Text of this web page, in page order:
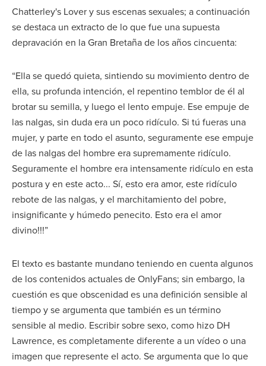
Chatterley's Lover y sus escenas sexuales; a continuación
se destaca un extracto de lo que fue una supuesta
depravación en la Gran Bretaña de los años cincuenta:
“Ella se quedó quieta, sintiendo su movimiento dentro de
ella, su profunda intención, el repentino temblor de él al
brotar su semilla, y luego el lento empuje. Ese empuje de
las nalgas, sin duda era un poco ridículo. Si tú fueras una
mujer, y parte en todo el asunto, seguramente ese empuje
de las nalgas del hombre era supremamente ridículo.
Seguramente el hombre era intensamente ridículo en esta
postura y en este acto... Sí, esto era amor, este ridículo
rebote de las nalgas, y el marchitamiento del pobre,
insignificante y húmedo penecito. Esto era el amor
divino!!!”
El texto es bastante mundano teniendo en cuenta algunos
de los contenidos actuales de OnlyFans; sin embargo, la
cuestión es que obscenidad es una definición sensible al
tiempo y se argumenta que también es un término
sensible al medio. Escribir sobre sexo, como hizo DH
Lawrence, es completamente diferente a un vídeo o una
imagen que represente el acto. Se argumenta que lo que